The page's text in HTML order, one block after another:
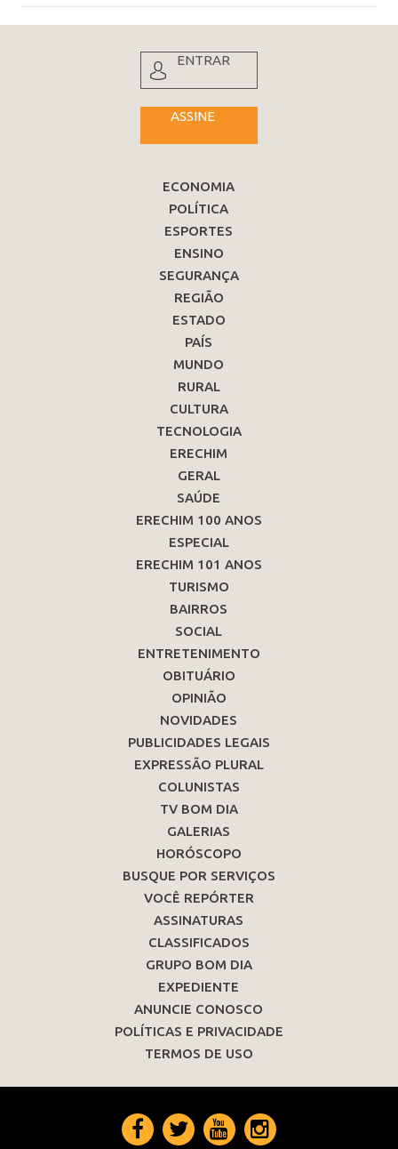
ENTRAR
ASSINE
ECONOMIA
POLÍTICA
ESPORTES
ENSINO
SEGURANÇA
REGIÃO
ESTADO
PAÍS
MUNDO
RURAL
CULTURA
TECNOLOGIA
ERECHIM
GERAL
SAÚDE
ERECHIM 100 ANOS
ESPECIAL
ERECHIM 101 ANOS
TURISMO
BAIRROS
SOCIAL
ENTRETENIMENTO
OBITUÁRIO
OPINIÃO
NOVIDADES
PUBLICIDADES LEGAIS
EXPRESSÃO PLURAL
COLUNISTAS
TV BOM DIA
GALERIAS
HORÓSCOPO
BUSQUE POR SERVIÇOS
VOCÊ REPÓRTER
ASSINATURAS
CLASSIFICADOS
GRUPO BOM DIA
EXPEDIENTE
ANUNCIE CONOSCO
POLÍTICAS E PRIVACIDADE
TERMOS DE USO